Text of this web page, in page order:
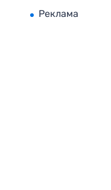
Реклама